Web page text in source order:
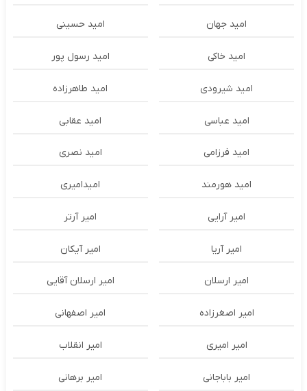
امید جهان امید حسینی
امید خاکی امید رسول پور
امید شیرودی امید طاهرزاده
امید عباسی امید عقابی
امید فرزامی امید نصری
امید هورمند امیدامیری
امیر آرایی امیر آرتر
امیر آریا امیر آیکان
امیر ارسلان امیر ارسلان آقایی
امیر اصغرزاده امیر اصفهانی
امیر امیری امیر انقلاب
امیر باباجانی امیر برهانی